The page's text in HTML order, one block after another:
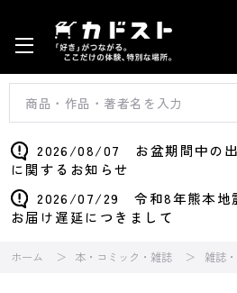
2026/08/07 お盆期間中の出
に関するお知らせ
2026/07/29 令和8年熊本地
お届け遅延につきまして
ホーム 本・コミック・雑誌 雑誌